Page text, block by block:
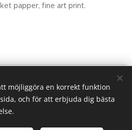
papper, fine art print.
Cookies
möjliggöra en korrekt funktion
och för att erbjuda dig bästa